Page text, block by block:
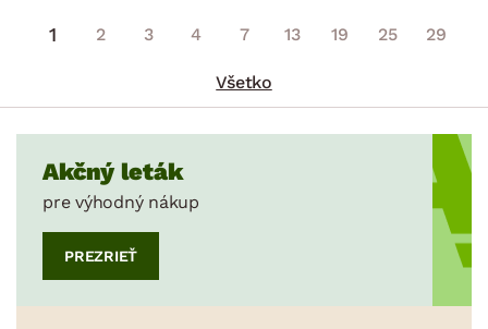
1 2 3 4 7 13 19 25 29
Všetko
Akčný leták
pre výhodný nákup
PREZRIEŤ